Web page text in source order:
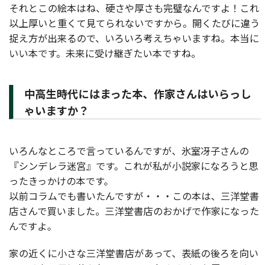
それとこの絵本はね、硬さや厚さも完璧なんですよ！これ
以上厚いと重くて見てられないですから。開くたびに違う
捉え方が出来るので、いろいろ考えちゃいますね。本当に
いい本です。未来に受け継ぎたい本ですね。
中高生時代にはまった本、作家さんはいらっし
ゃいますか？
いろんなところで言っているんですが、氷室冴子さんの
『シンデレラ迷宮』です。これが私が小説家になろうと思
ったきっかけの本です。
以前コラムでも書いたんですが・・・この本は、三洋堂書
店さんで買いました。三洋堂書店のおかげで作家になった
んですよ。
家の近くに小さな三洋堂書店があって、表紙の後ろを向い